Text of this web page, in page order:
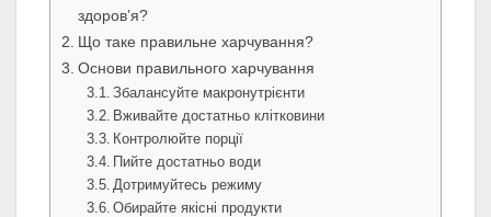
здоров’я?
Що таке правильне харчування?
Основи правильного харчування
Збалансуйте макронутрієнти
Вживайте достатньо клітковини
Контролюйте порції
Пийте достатньо води
Дотримуйтесь режиму
Обирайте якісні продукти